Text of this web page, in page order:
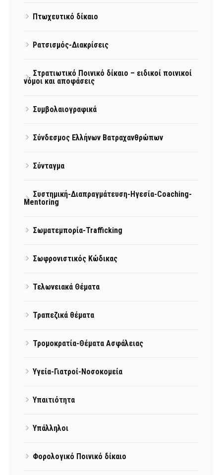
Πτωχευτικό δίκαιο
Ρατσισμός-Διακρίσεις
Στρατιωτικό Ποινικό δίκαιο – ειδικοί ποινικοί
νόμοι και αποφάσεις
Συμβολαιογραφικά
Σύνδεσμος Ελλήνων Βατραχανθρώπων
Σύνταγμα
Συστημική-Διαπραγμάτευση-Ηγεσία-Coaching-
Mentoring
Σωματεμπορία-Trafficking
Σωφρονιστικός Κώδικας
Τελωνειακά Θέματα
Τραπεζικά θέματα
Τρομοκρατία-Θέματα Ασφάλειας
Υγεία-Γιατροί-Νοσοκομεία
Υπαιτιότητα
Υπάλληλοι
Φορολογικό Ποινικό δίκαιο